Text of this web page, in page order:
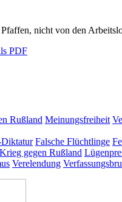
nicht von den
PDF
Rußland Meinungsfreiheit
Falsche Flüchtlinge
Krieg gegen Rußland
Verelendung